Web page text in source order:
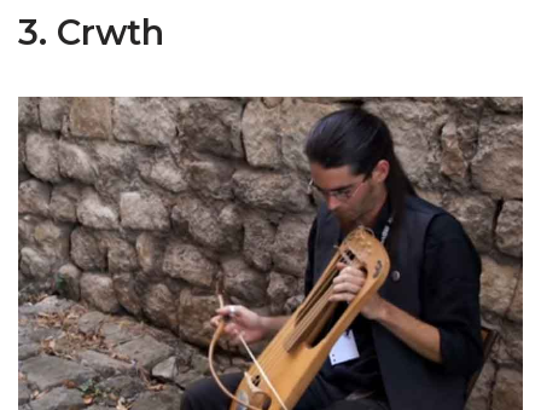
3. Crwth